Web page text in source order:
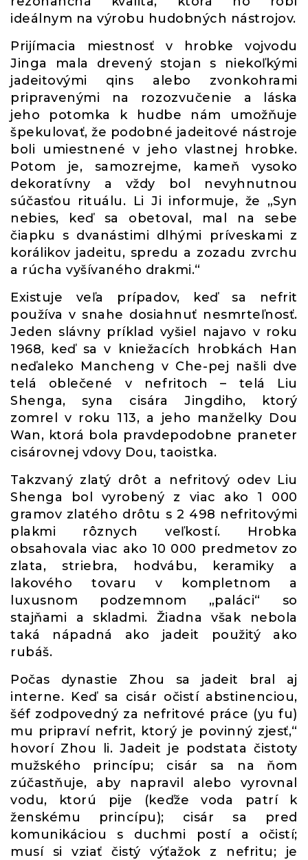
ideálnym na výrobu hudobných nástrojov.
Prijímacia miestnosť v hrobke vojvodu
Jinga mala drevený stojan s niekoľkými
jadeitovými qins alebo zvonkohrami
pripravenými na rozozvučenie a láska
jeho potomka k hudbe nám umožňuje
špekulovať, že podobné jadeitové nástroje
boli umiestnené v jeho vlastnej hrobke.
Potom je, samozrejme, kameň vysoko
dekoratívny a vždy bol nevyhnutnou
súčasťou rituálu. Li Ji informuje, že „Syn
nebies, keď sa obetoval, mal na sebe
čiapku s dvanástimi dlhými príveskami z
korálikov jadeitu, spredu a zozadu zvrchu
a rúcha vyšívaného drakmi.“
Existuje veľa prípadov, keď sa nefrit
používa v snahe dosiahnuť nesmrteľnosť.
Jeden slávny príklad vyšiel najavo v roku
1968, keď sa v kniežacích hrobkách Han
neďaleko Mancheng v Che-pej našli dve
telá oblečené v nefritoch – telá Liu
Shenga, syna cisára Jingdiho, ktorý
zomrel v roku 113, a jeho manželky Dou
Wan, ktorá bola pravdepodobne praneter
cisárovnej vdovy Dou, taoistka.
Takzvaný zlatý drôt a nefritový odev Liu
Shenga bol vyrobený z viac ako 1 000
gramov zlatého drôtu s 2 498 nefritovými
plakmi rôznych veľkostí. Hrobka
obsahovala viac ako 10 000 predmetov zo
zlata, striebra, hodvábu, keramiky a
lakového tovaru v kompletnom a
luxusnom podzemnom „paláci“ so
stajňami a skladmi. Žiadna však nebola
taká nápadná ako jadeit použitý ako
rubáš.
Počas dynastie Zhou sa jadeit bral aj
interne. Keď sa cisár očistí abstinenciou,
šéf zodpovedný za nefritové práce (yu fu)
mu pripraví nefrit, ktorý je povinný zjesť,“
hovorí Zhou li. Jadeit je podstata čistoty
mužského princípu; cisár sa na ňom
zúčastňuje, aby napravil alebo vyrovnal
vodu, ktorú pije (keďže voda patrí k
ženskému princípu); cisár sa pred
komunikáciou s duchmi postí a očistí;
musí si vziať čistý výťažok z nefritu; je